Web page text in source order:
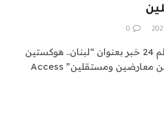
0
نقدم لكم في اشراق العالم 24 خبر بعنوان “لبنان.. هوكستين
يعقد اجتماعا مع برلمانيين معارضين ومستقلين” Access